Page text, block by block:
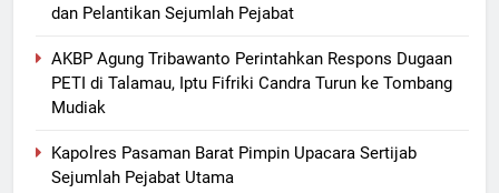
dan Pelantikan Sejumlah Pejabat
AKBP Agung Tribawanto Perintahkan Respons Dugaan
PETI di Talamau, Iptu Fifriki Candra Turun ke Tombang
Mudiak
Kapolres Pasaman Barat Pimpin Upacara Sertijab
Sejumlah Pejabat Utama